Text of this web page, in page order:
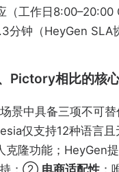
（工作日8:00–20:00
分钟（HeyGen SLA
Pictory相比的核
景中具备三项不可
仅支持12种语言且
克隆功能；HeyGen
持；② 电商适配性：